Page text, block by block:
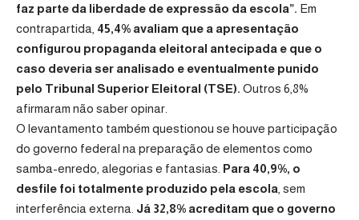
faz parte da liberdade de expressão da escola”. Em
contrapartida, 45,4% avaliam que a apresentação
configurou propaganda eleitoral antecipada e que o
caso deveria ser analisado e eventualmente punido
pelo Tribunal Superior Eleitoral (TSE). Outros 6,8%
afirmaram não saber opinar.
O levantamento também questionou se houve participação
do governo federal na preparação de elementos como
samba-enredo, alegorias e fantasias. Para 40,9%, o
desfile foi totalmente produzido pela escola , sem
interferência externa. Já 32,8% acreditam que o governo